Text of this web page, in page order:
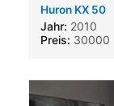
Huron KX 50
Jahr: 2010
Preis: 30000